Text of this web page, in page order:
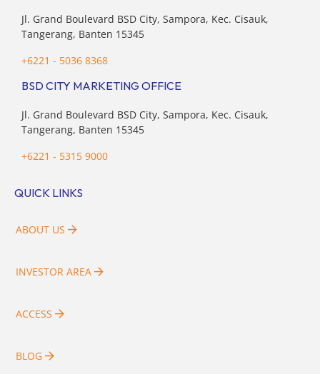
Jl. Grand Boulevard BSD City, Sampora, Kec. Cisauk,
Tangerang, Banten 15345
+6221 - 5036 8368
BSD CITY MARKETING OFFICE
Jl. Grand Boulevard BSD City, Sampora, Kec. Cisauk,
Tangerang, Banten 15345
+6221 - 5315 9000
QUICK LINKS
ABOUT US
INVESTOR AREA
ACCESS
BLOG